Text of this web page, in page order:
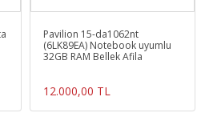
Pavilion 15-da1062nt
(6LK89EA) Notebook uyumlu
32GB RAM Bellek Afila
12.000,00 TL